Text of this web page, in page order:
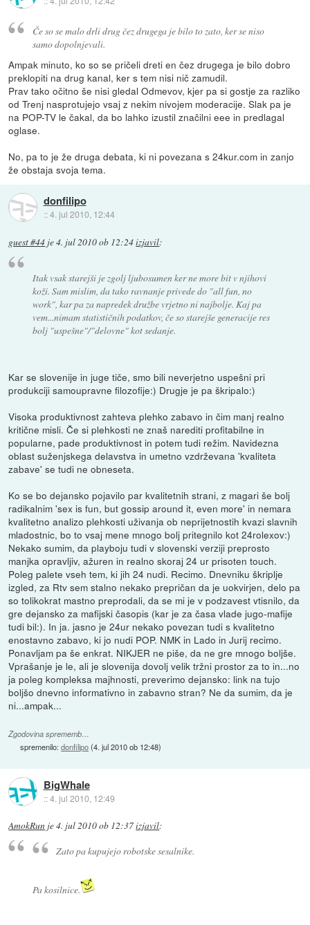
Če so se malo drli drug čez drugega je bilo to zato, ker se niso
samo dopolnjevali.
Ampak minuto, ko so se pričeli dreti en čez drugega je bilo dobro
preklopiti na drug kanal, ker s tem nisi nič zamudil.
Prav tako očitno še nisi gledal Odmevov, kjer pa si gostje za razliko
od Trenj nasprotujejo vsaj z nekim nivojem moderacije. Slak pa je
na POP-TV le čakal, da bo lahko izustil značilni eee in predlagal
oglase.
No, pa to je že druga debata, ki ni povezana s 24kur.com in zanjo
že obstaja svoja tema.
donfilipo
::4. jul 2010, 12:44
guest #44 je4. jul 2010 ob 12:24izjavil:
Itak vsak starejši je zgolj ljubosumen ker ne more bit v njihovi
koži. Sam mislim, da tako ravnanje privede do "all fun, no
work", kar pa za napredek družbe vrjetno ni najbolje. Kaj pa
vem...nimam statističnih podatkov, če so starejše generacije res
bolj "uspešne"/"delovne" kot sedanje.
Kar se slovenije in juge tiče, smo bili neverjetno uspešni pri
produkciji samoupravne filozofije:) Drugje je pa škripalo:)
Visoka produktivnost zahteva plehko zabavo in čim manj realno
kritične misli. Če si plehkosti ne znaš narediti profitabilne in
popularne, pade produktivnost in potem tudi režim. Navidezna
oblast suženjskega delavstva in umetno vzdrževana 'kvaliteta
zabave' se tudi ne obneseta.
Ko se bo dejansko pojavilo par kvalitetnih strani, z magari še bolj
radikalnim 'sex is fun, but gossip around it, even more' in nemara
kvalitetno analizo plehkosti uživanja ob neprijetnostih kvazi slavnih
mladostnic, bo to vsaj mene mnogo bolj pritegnilo kot 24rolexov:)
Nekako sumim, da playboju tudi v slovenski verziji preprosto
manjka opravljiv, ažuren in realno skoraj 24 ur prisoten touch.
Poleg palete vseh tem, ki jih 24 nudi. Recimo. Dnevniku škriplje
izgled, za Rtv sem stalno nekako prepričan da je uokvirjen, delo pa
so tolikokrat mastno preprodali, da se mi je v podzavest vtisnilo, da
gre dejansko za mafijski časopis (kar je za časa vlade jugo-mafije
tudi bil:). In ja. jasno je 24ur nekako povezan tudi s kvalitetno
enostavno zabavo, ki jo nudi POP. NMK in Lado in Jurij recimo.
Ponavljam pa še enkrat. NIKJER ne piše, da ne gre mnogo boljše.
Vprašanje je le, ali je slovenija dovolj velik tržni prostor za to in...no
ja poleg kompleksa majhnosti, preverimo dejansko: link na tujo
boljšo dnevno informativno in zabavno stran? Ne da sumim, da je
ni...ampak...
Zgodovina sprememb…
spremenilo:donfilipo(4. jul 2010 ob 12:48)
BigWhale
::4. jul 2010, 12:49
AmokRun je4. jul 2010 ob 12:37izjavil:
Zato pa kupujejo robotske sesalnike.
Pa kosilnice.